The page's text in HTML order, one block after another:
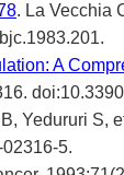
. La Vecchia
A
Yedururi S,
5.